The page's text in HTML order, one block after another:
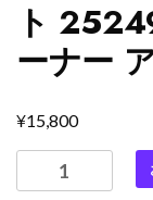
ト
ーナー
¥15,800
高